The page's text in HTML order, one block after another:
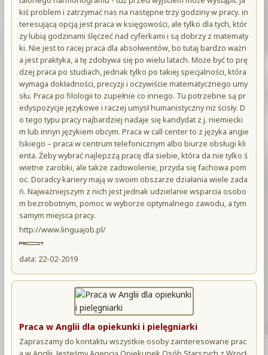
kiś problem i zatrzymać nas na następne trzy godziny w pracy. in
teresującą opcją jest praca w księgowości, ale tylko dla tych, któr
zy lubią godzinami ślęczeć nad cyferkami i są dobrzy z matematy
ki. Nie jest to racej praca dla absolwentów, bo tutaj bardzo ważn
a jest praktyka, a tę zdobywa się po wielu latach. Może być to prę
dzej praca po studiach, jednak tylko po takiej specjalności, która
wymaga dokładności, precyzji i oczywiście matematycznego umy
słu. Praca po filologii to zupełnie co innego. Tu potrzebne są pr
edyspozycje językowe i raczej umysł humanistyczny niż ścisły. D
o tego typu pracy najbardziej nadaje się kandydat z j. niemiecki
m lub innyn językiem obcym. Praca w call center to z języka angie
lskiego – praca w centrum telefonicznym albo biurze obsługi kli
enta. Żeby wybrać najlepzzą pracę dla siebie, która da nie tylko ś
wietne zarobki, ale także zadowolenie, przyda się fachowa pom
oc. Doradcy kariery mają w swoim obszarze działania wiele zada
ń. Najważniejszym z nich jest jednak udzielanie wsparcia osobo
m bezrobotnym, pomoc w wyborze optymalnego zawodu, a tym
samym miejsca pracy.
http://www.linguajob.pl/
data: 22-02-2019
Praca w Anglii dla opiekunki i pielęgniarki
Zapraszamy do kontaktu wszystkie osoby zainteresowane prac